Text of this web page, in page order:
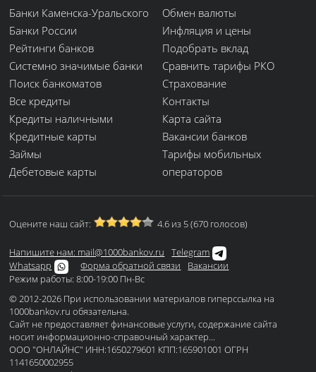
Банки Каменска-Уральского
Банки России
Рейтинги банков
Системно значимые банки
Поиск банкоматов
Все кредиты
Кредиты наличными
Кредитные карты
Займы
Дебетовые карты
Обмен валюты
Инфляция и цены
Подобрать вклад
Сравнить тарифы РКО
Страхование
Контакты
Карта сайта
Вакансии банков
Тарифы мобильных
операторов
Оцените наш сайт: 4.6 из 5 (670 голосов)
Напишите нам: mail@1000bankov.ru
Telegram
Whatsapp
Форма обратной связи
Вакансии
Режим работы: 8:00-19:00 Пн-Вс
© 2012-2026 При использовании материалов гиперссылка на
1000bankov.ru обязательна.
Сайт не предоставляет финансовые услуги, содержание сайта
носит информационно-справочный характер...
ООО "ОНЛАЙНС" ИНН:1650279601 КПП:165901001 ОГРН
1141650002955